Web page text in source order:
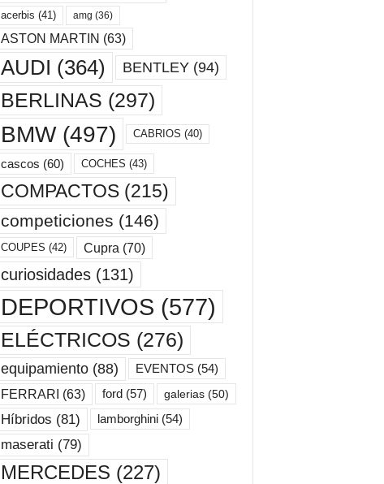
acerbis (41) amg (36)
ASTON MARTIN (63)
AUDI (364) BENTLEY(94)
BERLINAS (297)
BMW(497) CABRIOS (40)
cascos (60) COCHES (43)
COMPACTOS(215)
competiciones (146)
COUPES (42) Cupra (70)
curiosidades(131)
DEPORTIVOS (577)
ELÉCTRICOS (276)
equipamiento(88) EVENTOS(54)
FERRARI (63) ford(57) galerias(50)
Híbridos (81) lamborghini(54)
maserati (79)
MERCEDES (227)